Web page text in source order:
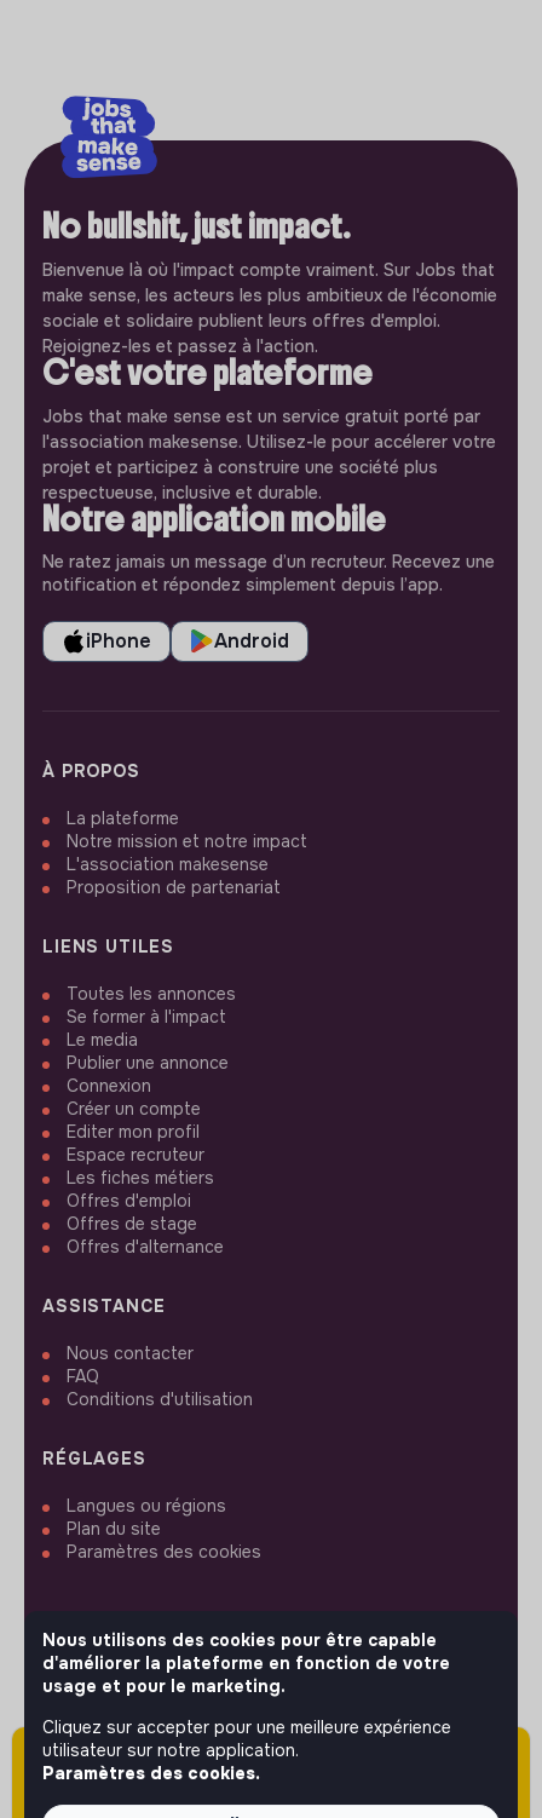
Attention cette annonce a été publiée il y a
plus de 60 jours (le 08/04/2026) et est sans
doute expirée ou non mise à jour.
No bullshit, just impact.
Bienvenue là où l'impact compte vraiment. Sur Jobs that
make sense, les acteurs les plus ambitieux de l'économie
sociale et solidaire publient leurs offres d'emploi.
Rejoignez-les et passez à l'action.
C'est votre plateforme
Jobs that make sense est un service gratuit porté par
l'association makesense. Utilisez-le pour accélerer votre
projet et participez à construire une société plus
respectueuse, inclusive et durable.
Notre application mobile
Ne ratez jamais un message d’un recruteur. Recevez une
notification et répondez simplement depuis l’app.
iPhone Android
À PROPOS
La plateforme
Notre mission et notre impact
L'association makesense
Proposition de partenariat
LIENS UTILES
Toutes les annonces
Se former à l'impact
Le media
Publier une annonce
Connexion
Créer un compte
Editer mon profil
Espace recruteur
Les fiches métiers
Offres d'emploi
Offres de stage
Offres d'alternance
ASSISTANCE
Nous contacter
FAQ
Conditions d'utilisation
RÉGLAGES
Langues ou régions
Plan du site
Paramètres des cookies
SUIVEZ-NOUS
© 2026 jobs that makesense.
Nous utilisons des cookies pour être capable
d'améliorer la plateforme en fonction de votre
usage et pour le marketing.
Cliquez sur accepter pour une meilleure expérience
utilisateur sur notre application.
Paramètres des cookies.